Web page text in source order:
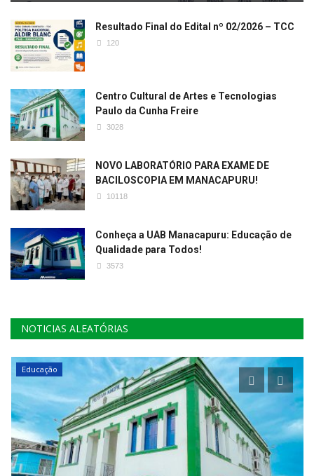
Resultado Final do Edital nº 02/2026 – TCC
120
Centro Cultural de Artes e Tecnologias
Paulo da Cunha Freire
3028
NOVO LABORATÓRIO PARA EXAME DE
BACILOSCOPIA EM MANACAPURU!
10118
Conheça a UAB Manacapuru: Educação de
Qualidade para Todos!
3573
NOTICIAS ALEATÓRIAS
Educação